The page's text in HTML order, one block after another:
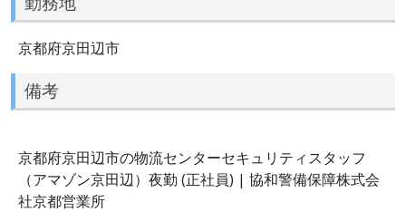
京都府京田辺市
備考
京都府京田辺市の物流センターセキュリティスタッフ
（アマゾン京田辺）夜勤 (正社員) | 協和警備保障株式会
社京都営業所